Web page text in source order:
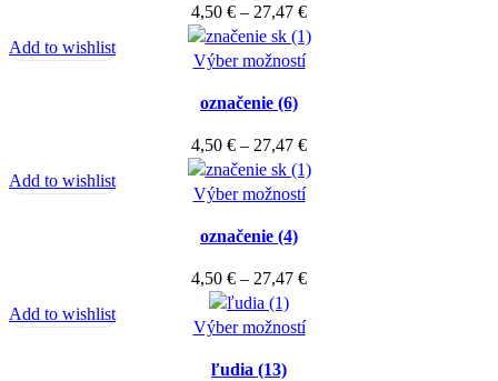
na
stránke
produktu.
variantov.
Možnosti
si
na
stránke
produktu.
4,50 € – 27,47 €Price
range:
4,50 €
Add to wishlist
Výber možnostíTento
variantov.
Možnosti
si
na
produktu.
označenie (6)
4,50 € – 27,47 €Price
range:
4,50 €
Add to wishlist
Výber možnostíTento
variantov.
Možnosti
si
označenie (4)
4,50 € – 27,47 €Price
4,50 €
Add to wishlist
Výber možnostíTento
ľudia (13)